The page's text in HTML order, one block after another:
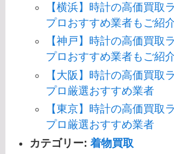
【横浜】時計の高価買取
プロおすすめ業者もご紹
【神戸】時計の高価買取
プロおすすめ業者もご紹
【大阪】時計の高価買取
プロ厳選おすすめ業者
【東京】時計の高価買取
プロ厳選おすすめ業者
カテゴリー:着物買取